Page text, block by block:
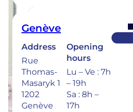
Genève
Address
Rue
Thomas-
Masaryk 1
1202
Genève
Opening
hours
Lu – Ve : 7h
– 19h
Sa : 8h –
17h
Bulle
Address
Rue de la
Sionge 37
Opening
hours
Lu – Je :